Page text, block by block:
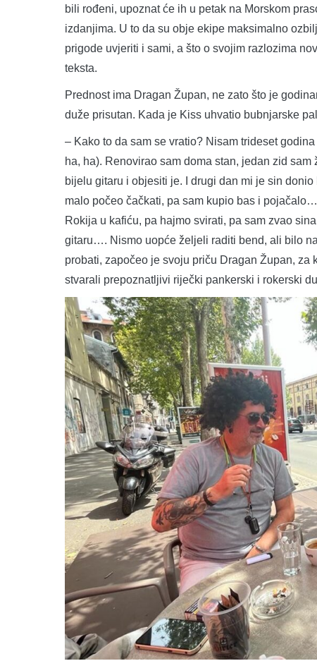
bili rođeni, upoznat će ih u petak na Morskom
izdanjima. U to da su obje ekipe maksimalno
prigode uvjeriti i sami, a što o svojim razlozima
teksta.
Prednost ima Dragan Župan, ne zato što je
duže prisutan. Kada je Kiss uhvatio bubnjarske
– Kako to da sam se vratio? Nisam trideset
ha, ha). Renovirao sam doma stan, jedan zid
bijelu gitaru i objesiti je. I drugi dan mi je sin
malo počeo čačkati, pa sam kupio bas i
Rokija u kafiću, pa hajmo svirati, pa sam zvao
gitaru…. Nismo uopće željeli raditi bend, ali bilo
probati, započeo je svoju priču Dragan Župan,
stvarali prepoznatljivi riječki pankerski i rokerski